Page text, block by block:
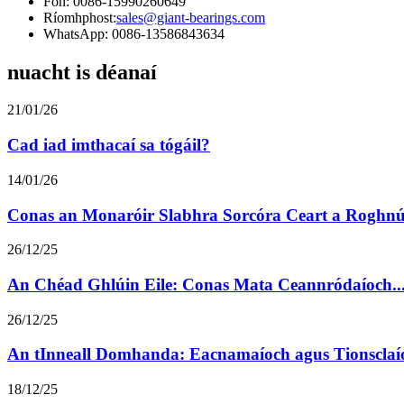
Ríomhphost:sales@giant-bearings.com
WhatsApp: 0086-13586843634
nuacht is déanaí
21/01/26
Cad iad imthacaí sa tógáil?
14/01/26
Conas an Monaróir Slabhra Sorcóra Ceart a
26/12/25
An Chéad Ghlúin Eile: Conas Mata Ceannródaíoch...
26/12/25
An tInneall Domhanda: Eacnamaíoch agus
18/12/25